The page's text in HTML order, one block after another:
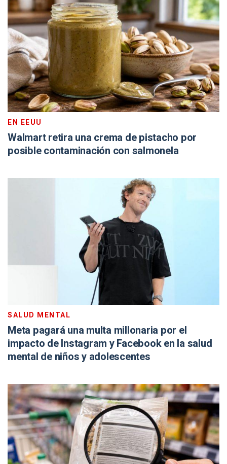
EN EEUU
Walmart retira una crema de pistacho por
posible contaminación con salmonela
SALUD MENTAL
Meta pagará una multa millonaria por el
impacto de Instagram y Facebook en la salud
mental de niños y adolescentes